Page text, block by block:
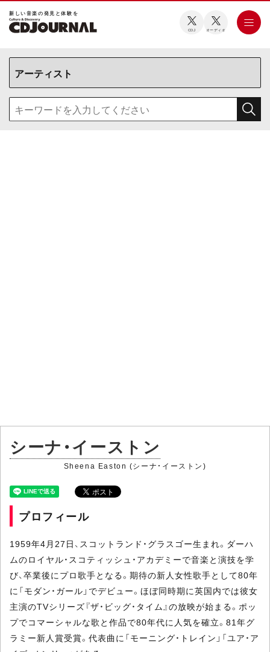
新しい⾳楽の発⾒と体験を
CDJ オーディオ
シーナ・イーストン
Sheena Easton (シーナ・イーストン)
プロフィール
1959年4月27日、スコットランド・グラスゴー生まれ。ダーハ
ムのロイヤル・スコティッシュ・アカデミーで音楽と演技を学
び、卒業後にプロ歌手となる。期待の新人女性歌手として80年
に「モダン・ガール」でデビュー。ほぼ同時期に英国内では彼女
主演のTVシリーズ『ザ・ビッグ・タイム』の放映が始まる。ポッ
プでコマーシャルな歌と作品で80年代に人気を確立。81年グ
ラミー新人賞受賞。代表曲に「モーニング・トレイン」「ユア・ア